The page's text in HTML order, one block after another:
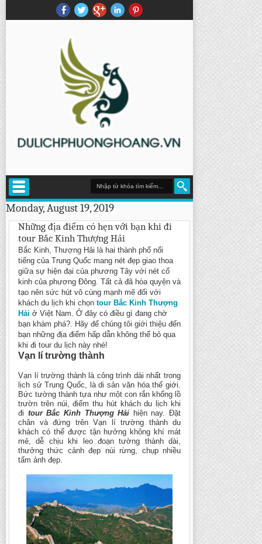
Monday, August 19, 2019
Những địa điểm có hẹn với bạn khi đi
tour Bắc Kinh Thượng Hải
Bắc Kinh, Thượng Hải là hai thành phổ nổi
tiếng của Trung Quốc mang nét đẹp giao thoa
giữa sự hiện đại của phương Tây với nét cổ
kinh của phương Đông. Tất cả đã hòa quyện và
tạo nên sức hút vô cùng mạnh mẽ đối với
khách du lịch khi chọn tour Bắc Kinh Thượng
Hải ở Việt Nam. Ở đây có điều gì đang chờ
bạn khám phá?. Hãy để chúng tôi giới thiệu đến
bạn những địa điểm hấp dẫn không thể bỏ qua
khi đi tour du lịch này nhé!
Vạn lí trường thành
Vạn lí trường thành là công trình dài nhất trong
lịch sử Trung Quốc, là di sản văn hóa thế giới.
Bức tường thành tựa như một con rắn khổng lồ
trườn trên núi, điểm thu hút khách du lịch khi
đi tour Bắc Kinh Thượng Hải hiện nay. Đặt
chân và đứng trên Vạn lí trường thành du
khách có thể được tận hưởng không khí mát
mẻ, dễ chịu khi leo đoạn tường thành dài,
thưởng thức cảnh đẹp núi rừng, chụp nhiều
tấm ảnh đẹp.